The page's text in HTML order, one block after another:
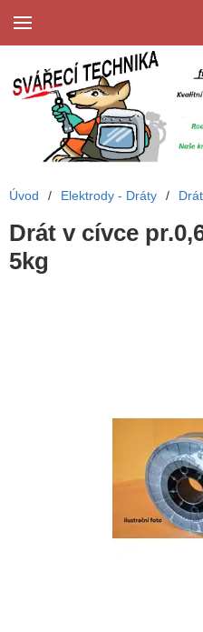
Úvod / Elektrody - Dráty /
Drát v cívce
5kg